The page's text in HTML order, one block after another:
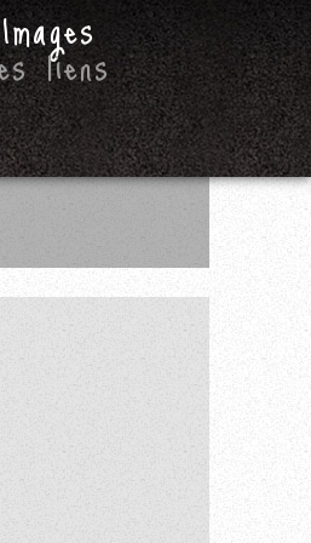
liens